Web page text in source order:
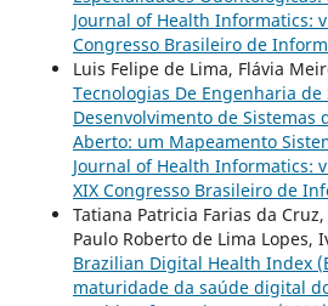
Journal of Health Informatics:
Congresso Brasileiro de
Luis Felipe de Lima, Flávia
Tecnologias De Engenharia
Desenvolvimento de Sistemas
Aberto: um Mapeamento
Journal of Health Informatics:
XIX Congresso Brasileiro de
Tatiana Patricia Farias da
Paulo Roberto de Lima Lopes,
Brazilian Digital Health Index
maturidade da saúde digital